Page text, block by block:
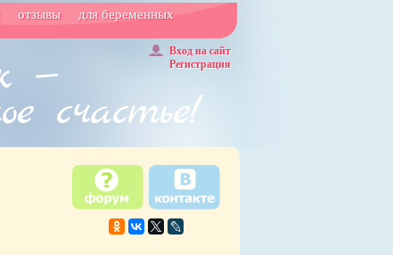
отзывы для беременных
Вход на сайт
Регистрация